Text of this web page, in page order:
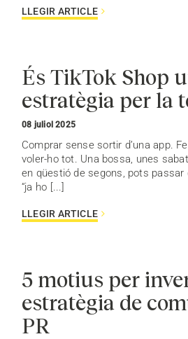
LLEGIR ARTICLE
És TikTok Shop
estratègia per la
08 juliol 2025
Comprar sense sortir d’una app.
voler-ho tot. Una bossa, unes
en qüestió de segons, pots passar
“ja ho [...]
LLEGIR ARTICLE
5 motius per
estratègia de
PR